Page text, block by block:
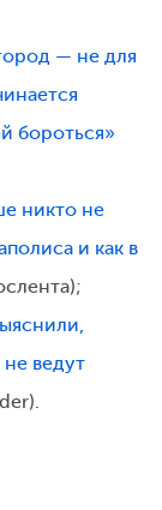
— не для
бороться»
никто не
и как в
ведут